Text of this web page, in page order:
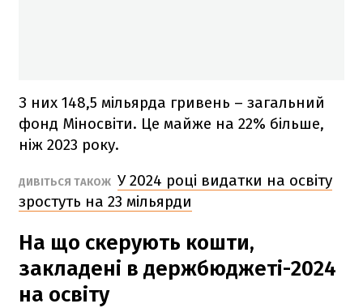
З них 148,5 мільярда гривень – загальний
фонд Міносвіти. Це майже на 22% більше,
ніж 2023 року.
ДИВІТЬСЯ ТАКОЖ У 2024 році видатки на освіту
зростуть на 23 мільярди
На що скерують кошти,
закладені в держбюджеті-2024
на освіту